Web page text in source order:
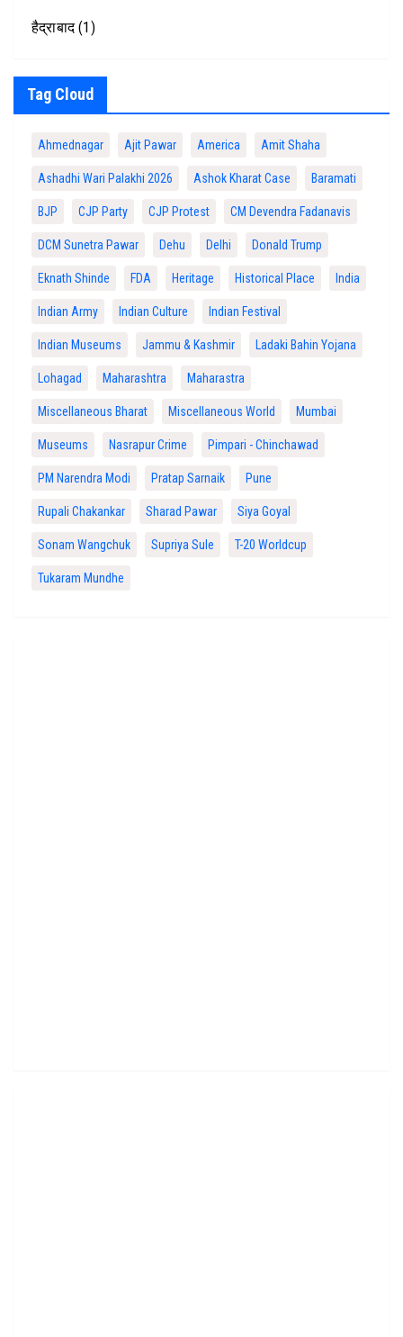
हैद्राबाद(1)
Tag Cloud
Ahmednagar Ajit Pawar America Amit Shaha
Ashadhi Wari Palakhi 2026 Ashok Kharat Case Baramati
BJP CJP Party CJP Protest CM Devendra Fadanavis
DCM Sunetra Pawar Dehu Delhi Donald Trump
Eknath Shinde FDA Heritage Historical Place India
Indian Army Indian Culture Indian Festival
Indian Museums Jammu & Kashmir Ladaki Bahin Yojana
Lohagad Maharashtra Maharastra
Miscellaneous Bharat Miscellaneous World Mumbai
Museums Nasrapur Crime Pimpari - Chinchawad
PM Narendra Modi Pratap Sarnaik Pune
Rupali Chakankar Sharad Pawar Siya Goyal
Sonam Wangchuk Supriya Sule T-20 Worldcup
Tukaram Mundhe